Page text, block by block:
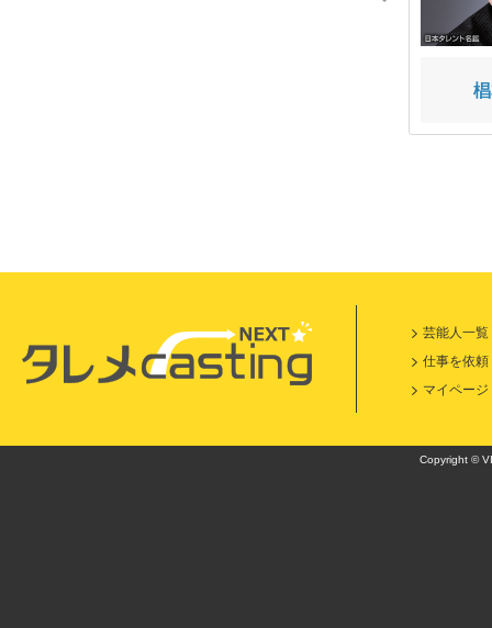
芸能人一覧
仕事を依頼
マイページ
Copyright ©